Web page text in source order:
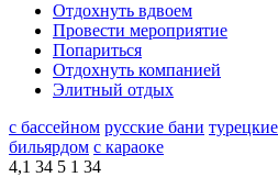
Отдохнуть вдвоем
Провести мероприятие
Попариться
Отдохнуть компанией
Элитный отдых
с бассейном русские бани
бильярдом с караоке
4,1 34 5 1 34